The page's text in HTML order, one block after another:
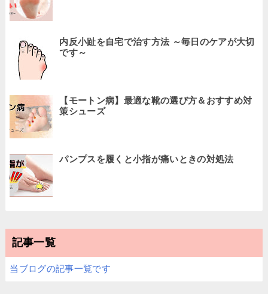
内反小趾を自宅で治す方法 ～毎日のケアが大切
です～
【モートン病】最適な靴の選び方＆おすすめ対
策シューズ
パンプスを履くと小指が痛いときの対処法
記事一覧
当ブログの記事一覧です